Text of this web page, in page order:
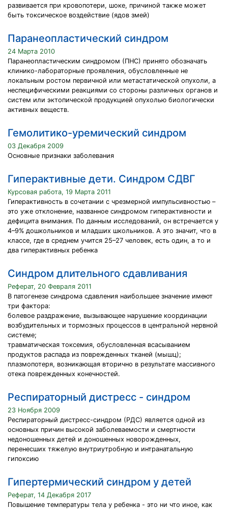
развивается при кровопотери, шоке, причиной также может
быть токсическое воздействие (ядов змей)
Паранеопластический синдром
24 Марта 2010
Паранеопластическим синдромом (ПНС) принято обозначать
клинико-лабораторные проявления, обусловленные не
локальным ростом первичной или метастатической опухоли, а
неспецифическими реакциями со стороны различных органов и
систем или эктопической продукцией опухолью биологически
активных веществ.
Гемолитико-уремический синдром
03 Декабря 2009
Основные признаки заболевания
Гиперактивные дети. Синдром СДВГ
Курсовая работа, 19 Марта 2011
Гиперактивность в сочетании с чрезмерной импульсивностью –
это уже отклонение, названное синдромом гиперактивности и
дефицита внимания. По данным исследований, он встречается у
4–9% дошкольников и младших школьников. А это значит, что в
классе, где в среднем учится 25–27 человек, есть один, а то и
два гиперактивных ребенка
Синдром длительного сдавливания
Реферат, 20 Февраля 2011
В патогенезе синдрома сдавления наибольшее значение имеют
три фактора:
болевое раздражение, вызывающее нарушение координации
возбудительных и тормозных процессов в центральной нервной
системе;
травматическая токсемия, обусловленная всасыванием
продуктов распада из поврежденных тканей (мышц);
плазмопотеря, возникающая вторично в результате массивного
отека поврежденных конечностей.
Респираторный дистресс - синдром
23 Ноября 2009
Респираторный дистресс-синдром (РДС) является одной из
основных причин высокой заболеваемости и смертности
недоношенных детей и доношенных новорожденных,
перенесших тяжелую внутриутробную и интранатальную
гипоксию
Гипертермический синдром у детей
Реферат, 14 Декабря 2017
Повышение температуры тела у ребенка - это ни что иное, как